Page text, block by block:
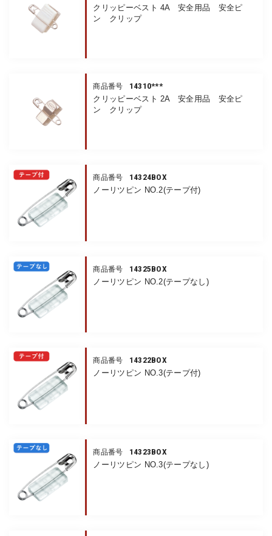
クリッピーベスト 4A 安全用品 安全ピ
ン クリップ
商品番号 14310***
クリッピーベスト 2A 安全用品 安全ピ
ン クリップ
商品番号 14324BOX
ノーリツピン NO.2(テープ付)
商品番号 14325BOX
ノーリツピン NO.2(テープなし)
商品番号 14322BOX
ノーリツピン NO.3(テープ付)
商品番号 14323BOX
ノーリツピン NO.3(テープなし)